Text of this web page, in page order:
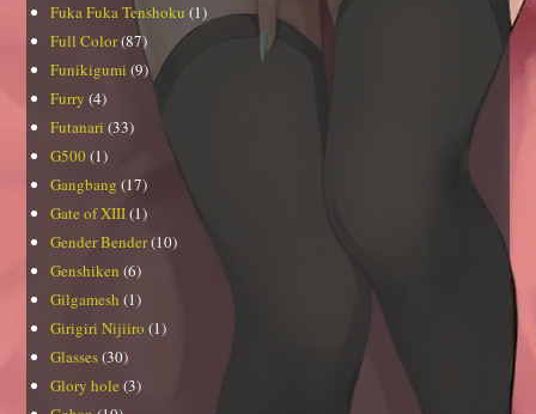
Fuka Fuka Tenshoku (1)
Full Color(87)
Funikigumi (9)
Furry (4)
Futanari (33)
G500 (1)
Gangbang (17)
Gate of XIII(1)
Gender Bender(10)
Genshiken (6)
Gilgamesh (1)
Girigiri Nijiiro (1)
Glasses(30)
Glory hole (3)